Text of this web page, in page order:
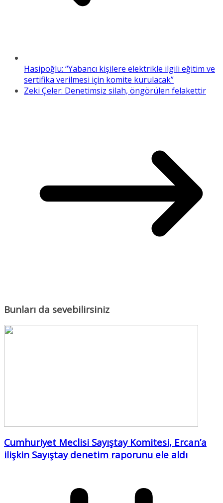
Hasipoğlu: “Yabancı kişilere elektrikle ilgili eğitim ve
sertifika verilmesi için komite kurulacak”
Zeki Çeler: Denetimsiz silah, öngörülen felakettir
Bunları da sevebilirsiniz
Cumhuriyet Meclisi Sayıştay Komitesi, Ercan’a
ilişkin Sayıştay denetim raporunu ele aldı